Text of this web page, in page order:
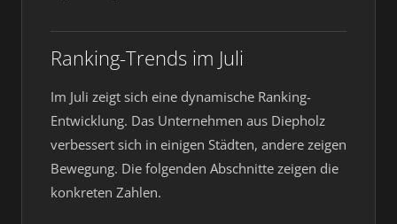
Ranking-Trends im Juli
Im Juli zeigt sich eine dynamische Ranking-
Entwicklung. Das Unternehmen aus Diepholz
verbessert sich in einigen Städten, andere zeigen
Bewegung. Die folgenden Abschnitte zeigen die
konkreten Zahlen.